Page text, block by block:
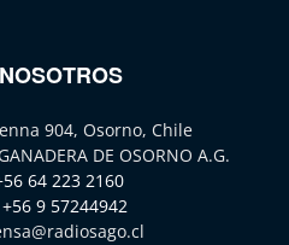
904, Osorno, Chile
DE OSORNO A.G.
64 223 2160
+56 9 57244942